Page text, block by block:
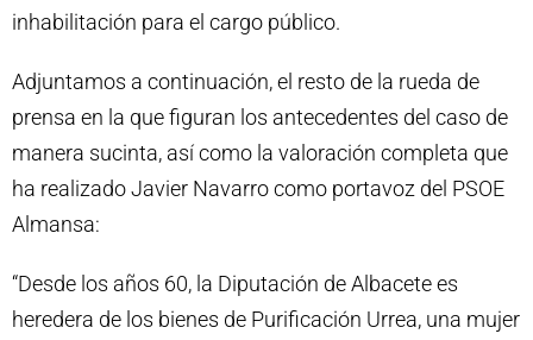
inhabilitación para el cargo público.
Adjuntamos a continuación, el resto de la rueda de
prensa en la que figuran los antecedentes del caso de
manera sucinta, así como la valoración completa que
ha realizado Javier Navarro como portavoz del PSOE
Almansa:
“Desde los años 60, la Diputación de Albacete es
heredera de los bienes de Purificación Urrea, una mujer